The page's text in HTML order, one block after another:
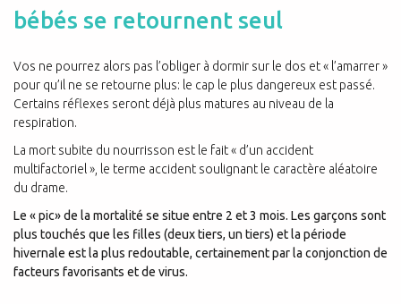
bébés se retournent seul
Vos ne pourrez alors pas l’obliger à dormir sur le dos et « l’amarrer »
pour qu’il ne se retourne plus: le cap le plus dangereux est passé.
Certains réflexes seront déjà plus matures au niveau de la
respiration.
La mort subite du nourrisson est le fait « d’un accident
multifactoriel », le terme accident soulignant le caractère aléatoire
du drame.
Le « pic» de la mortalité se situe entre 2 et 3 mois. Les garçons sont
plus touchés que les filles (deux tiers, un tiers) et la période
hivernale est la plus redoutable, certainement par la conjonction de
facteurs favorisants et de virus.